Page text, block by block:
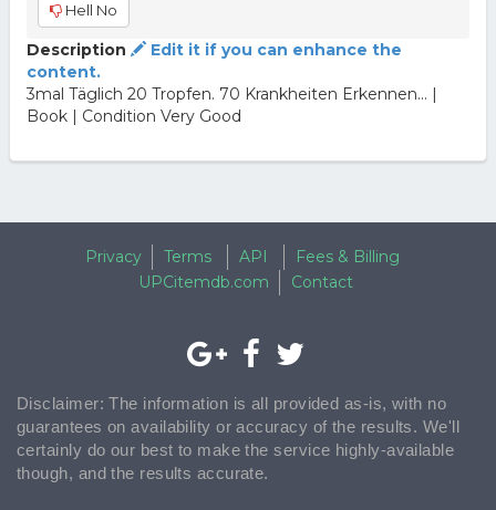
Hell No
Description
Edit it if you can enhance the
content.
3mal Täglich 20 Tropfen. 70 Krankheiten Erkennen... |
Book | Condition Very Good
Privacy Terms API
Fees & Billing
UPCitemdb.com
Contact
Disclaimer: The information is all provided as-is, with no
guarantees on availability or accuracy of the results. We'll
certainly do our best to make the service highly-available
though, and the results accurate.